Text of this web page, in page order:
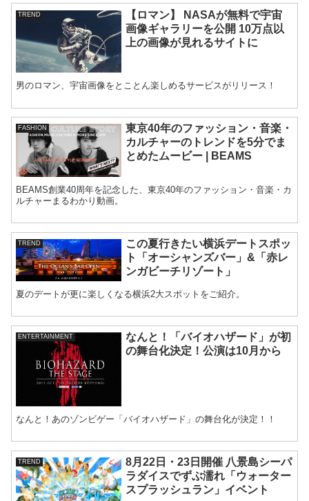
TREND
【ロマン】 NASAが無料で宇宙
画像ギャラリーを公開 10万点以
上の画像が見れるサイトに
男のロマン、宇宙画像をとことん楽しめるサービスがリリース！
FASHION
東京40年のファッション・音楽・
カルチャーのトレンドを5分でま
とめたムービー | BEAMS
BEAMS創業40周年を記念した、東京40年のファッション・音楽・カ
ルチャーまるわかり動画。
TREND
この夏行きたい横浜デートスポッ
ト「オーシャンズバー」&「赤レ
ンガビーチリゾート」
夏のデートが更に楽しくなる横浜2大スポットをご紹介。
ENTERTAINMENT
なんと！「バイオハザード」が初
の舞台化決定！公演は10月から
なんと！あのゾンビゲー「バイオハザード」の舞台化が決定！！
TREND
8月22日・23日開催 八景島シーパ
ラダイスでずぶ濡れ「ウォーター
スプラッシュラン」イベント